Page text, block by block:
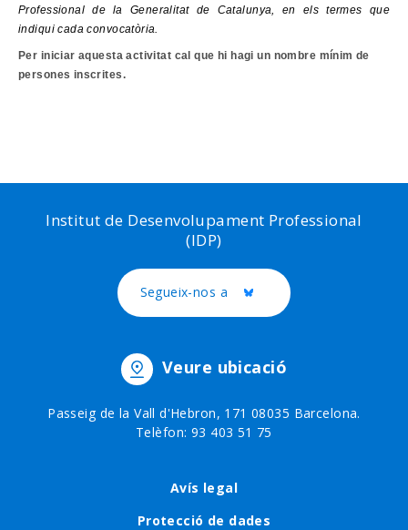
Professional de la Generalitat de Catalunya, en els termes que
indiqui cada convocatòria.
Per iniciar aquesta activitat cal que hi hagi un nombre mínim de
persones inscrites.
Institut de Desenvolupament Professional
(IDP)
Segueix-nos a Twitter
Veure ubicació
Passeig de la Vall d'Hebron, 171 08035 Barcelona.
Telèfon: 93 403 51 75
Avís legal
Protecció de dades